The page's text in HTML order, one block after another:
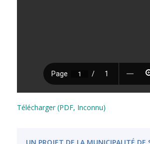
Télécharger (PDF, Inconnu)